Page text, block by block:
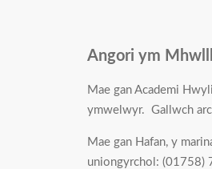
Angori ym
Mae gan Academi
ymwelwyr. Gallwch
Mae gan Hafan, y
uniongyrchol: